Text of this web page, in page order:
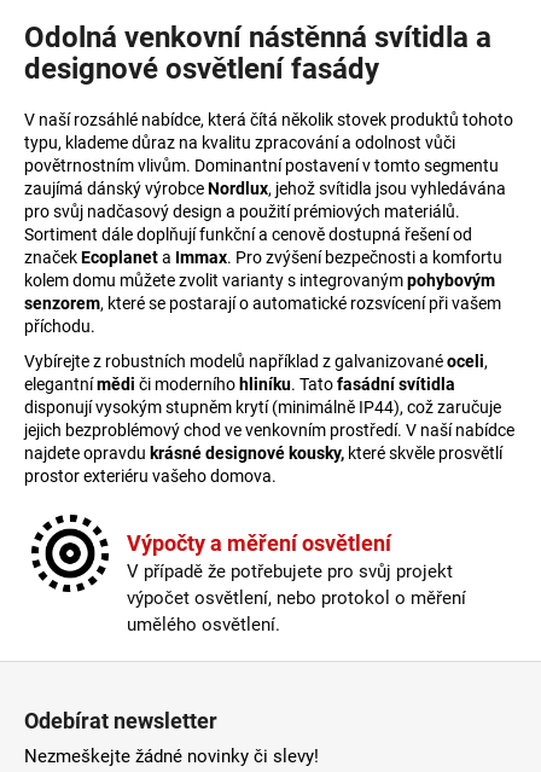
Odolná venkovní nástěnná svítidla a
designové osvětlení fasády
V naší rozsáhlé nabídce, která čítá několik stovek produktů tohoto
typu, klademe důraz na kvalitu zpracování a odolnost vůči
povětrnostním vlivům. Dominantní postavení v tomto segmentu
zaujímá dánský výrobceNordlux, jehož svítidla jsou vyhledávána
pro svůj nadčasový design a použití prémiových materiálů.
Sortiment dále doplňují funkční a cenově dostupná řešení od
značekEcoplaneta Immax. Pro zvýšení bezpečnosti a komfortu
kolem domu můžete zvolit varianty s integrovanýmpohybovým
senzorem, které se postarají o automatické rozsvícení při vašem
příchodu.
Vybírejte z robustních modelů například z galvanizovanéoceli,
elegantnímědi či moderního hliníku. Tatofasádní svítidla
disponují vysokým stupněm krytí (minimálně IP44), což zaručuje
jejich bezproblémový chod ve venkovním prostředí. V naší nabídce
najdete opravdu krásné designové kousky, které skvěle prosvětlí
prostor exteriéru vašeho domova.
Výpočty a měření osvětlení
V případě že potřebujete pro svůj projekt
výpočet osvětlení, nebo protokol o měření
umělého osvětlení.
Odebírat newsletter
Nezmeškejte žádné novinky či slevy!